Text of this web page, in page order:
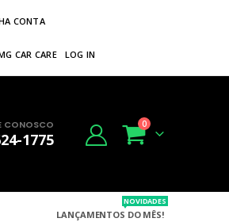
CONTA
CAR CARE LOG IN
CONOSCO
1775
0
LANÇAMENTOS DO MÊS!
NOVIDADES